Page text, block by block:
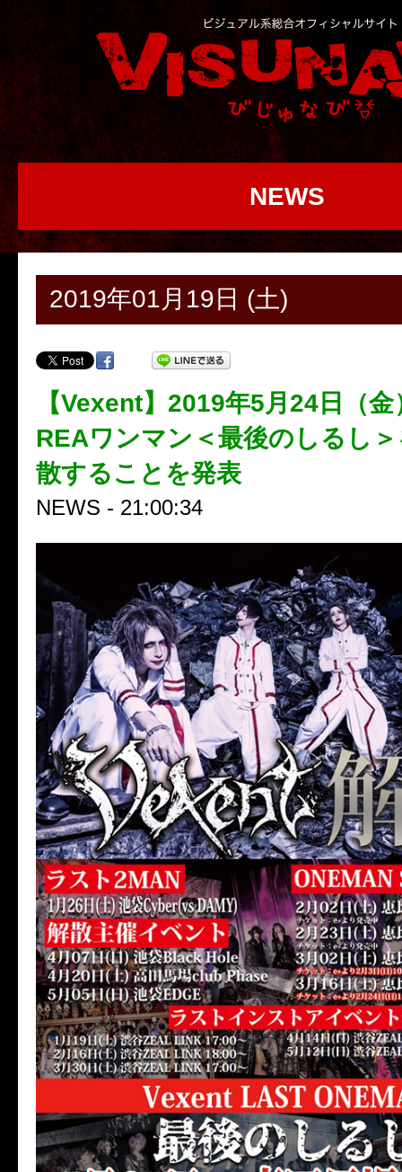
NEWS
2019年01月19日 (土)
【Vexent】2019年5月24日（
REAワンマン＜最後のしるし
散することを発表
NEWS - 21:00:34